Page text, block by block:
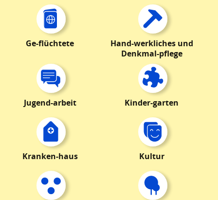
Ge-flüchtete
Hand-werkliches und
Denkmal-pflege
Jugend-arbeit Kinder-garten
Kranken-haus Kultur